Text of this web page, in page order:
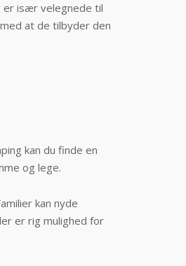
er især velegnede til
at de tilbyder den
kan du finde en
og lege.
kan nyde
er rig mulighed for